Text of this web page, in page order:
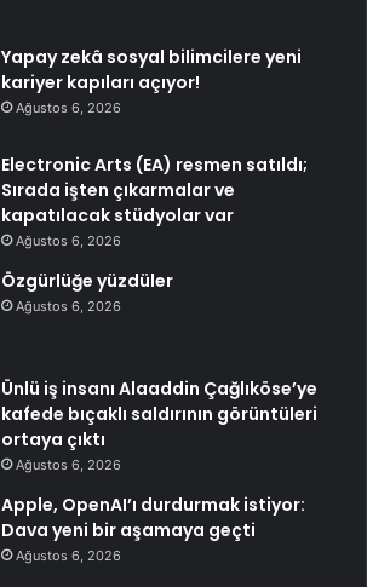
Yapay zekâ sosyal bilimcilere yeni
kariyer kapıları açıyor!
Ağustos 6, 2026
Electronic Arts (EA) resmen satıldı;
Sırada işten çıkarmalar ve
kapatılacak stüdyolar var
Ağustos 6, 2026
Özgürlüğe yüzdüler
Ağustos 6, 2026
Ünlü iş insanı Alaaddin Çağlıköse’ye
kafede bıçaklı saldırının görüntüleri
ortaya çıktı
Ağustos 6, 2026
Apple, OpenAI’ı durdurmak istiyor:
Dava yeni bir aşamaya geçti
Ağustos 6, 2026